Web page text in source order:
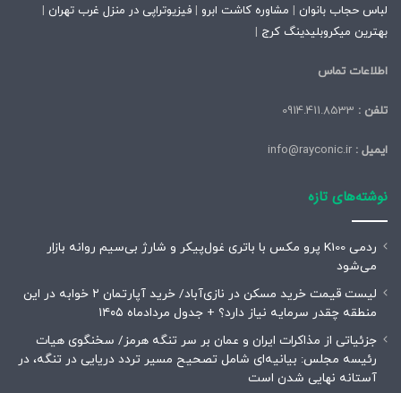
لباس حجاب بانوان | مشاوره کاشت ابرو | فیزیوتراپی در منزل غرب تهران |
بهترین میکروبلیدینگ کرج |
اطلاعات تماس
تلفن :
ایمیل :
نوشته‌های تازه
ردمی K100 پرو مکس با باتری غول‌پیکر و شارژ بی‌سیم روانه بازار
می‌شود
لیست قیمت خرید مسکن در نازی‌آباد/ خرید آپارتمان ۲ خوابه در این
منطقه چقدر سرمایه نیاز دارد؟ + جدول مردادماه ۱۴۰۵
جزئیاتی از مذاکرات ایران و عمان بر سر تنگه هرمز/ سخنگوی هیات
رئیسه مجلس: بیانیه‌ای شامل تصحیح مسیر تردد دریایی در تنگه، در
آستانه نهایی شدن است